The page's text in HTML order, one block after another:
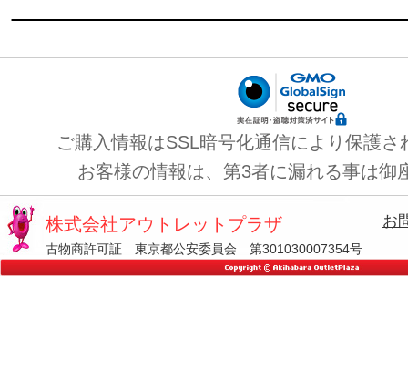
ご購入情報はSSL暗号化通信により保護さ
お客様の情報は、第3者に漏れる事は御
株式会社アウトレットプラザ
古物商許可証 東京都公安委員会 第301030007354号
お